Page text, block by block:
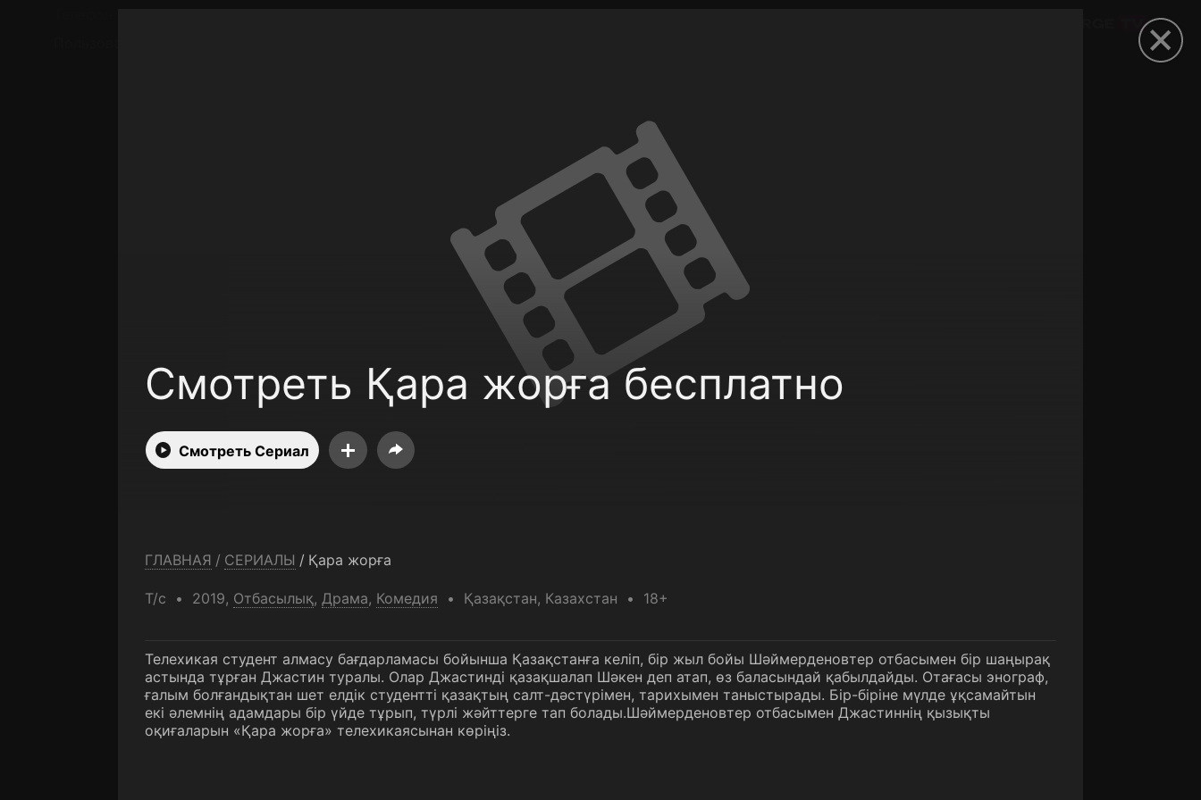
Смотреть Қара жорға бесплатно
Смотреть Сериал
ГЛАВНАЯ / СЕРИАЛЫ / Қара жорға
Т/с 2019, Отбасылық, Драма, Комедия Қазақстан, Казахстан 18+
Телехикая студент алмасу бағдарламасы бойынша Қазақстанға келіп, бір жыл бойы Шәймерденовтер отбасымен бір шаңырақ
астында тұрған Джастин туралы. Олар Джастинді қазақшалап Шәкен деп атап, өз баласындай қабылдайды. Отағасы энограф,
ғалым болғандықтан шет елдік студентті қазақтың салт-дәстүрімен, тарихымен таныстырады. Бір-біріне мүлде ұқсамайтын
екі әлемнің адамдары бір үйде тұрып, түрлі жәйттерге тап болады.Шәймерденовтер отбасымен Джастиннің қызықты
оқиғаларын «Қара жорға» телехикаясынан көріңіз.